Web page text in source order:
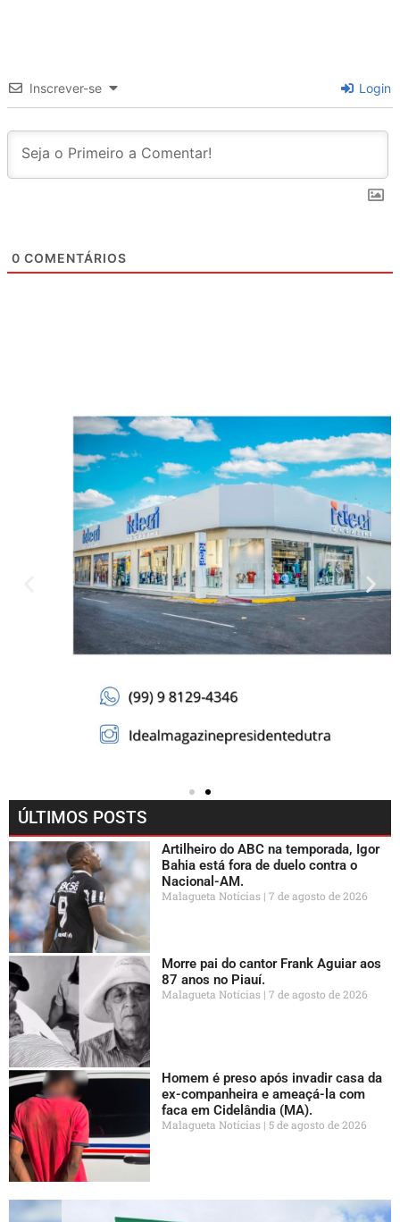
Inscrever-se Login
0 COMENTÁRIOS
ÚLTIMOS POSTS
Artilheiro do ABC na temporada, Igor
Bahia está fora de duelo contra o
Nacional-AM.
Malagueta Notícias 7 de agosto de 2026
Morre pai do cantor Frank Aguiar aos
87 anos no Piauí.
Malagueta Notícias 7 de agosto de 2026
Homem é preso após invadir casa da
ex-companheira e ameaçá-la com
faca em Cidelândia (MA).
Malagueta Notícias 5 de agosto de 2026